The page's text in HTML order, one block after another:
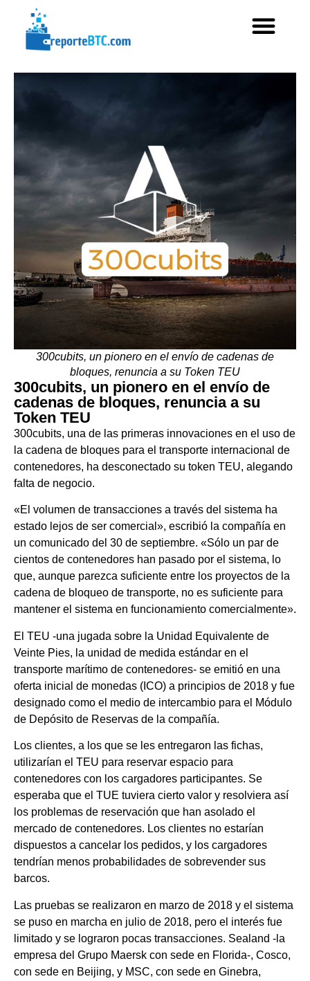
300cubits, un pionero en el envío de cadenas de
bloques, renuncia a su Token TEU
300cubits, un pionero en el envío de
cadenas de bloques, renuncia a su
Token TEU
300cubits, una de las primeras innovaciones en el uso de
la cadena de bloques para el transporte internacional de
contenedores, ha desconectado su token TEU, alegando
falta de negocio.
«El volumen de transacciones a través del sistema ha
estado lejos de ser comercial», escribió la compañía en
un comunicado del 30 de septiembre. «Sólo un par de
cientos de contenedores han pasado por el sistema, lo
que, aunque parezca suficiente entre los proyectos de la
cadena de bloqueo de transporte, no es suficiente para
mantener el sistema en funcionamiento comercialmente».
El TEU -una jugada sobre la Unidad Equivalente de
Veinte Pies, la unidad de medida estándar en el
transporte marítimo de contenedores- se emitió en una
oferta inicial de monedas (ICO) a principios de 2018 y fue
designado como el medio de intercambio para el Módulo
de Depósito de Reservas de la compañía.
Los clientes, a los que se les entregaron las fichas,
utilizarían el TEU para reservar espacio para
contenedores con los cargadores participantes. Se
esperaba que el TUE tuviera cierto valor y resolviera así
los problemas de reservación que han asolado el
mercado de contenedores. Los clientes no estarían
dispuestos a cancelar los pedidos, y los cargadores
tendrían menos probabilidades de sobrevender sus
barcos.
Las pruebas se realizaron en marzo de 2018 y el sistema
se puso en marcha en julio de 2018, pero el interés fue
limitado y se lograron pocas transacciones. Sealand -la
empresa del Grupo Maersk con sede en Florida-, Cosco,
con sede en Beijing, y MSC, con sede en Ginebra,